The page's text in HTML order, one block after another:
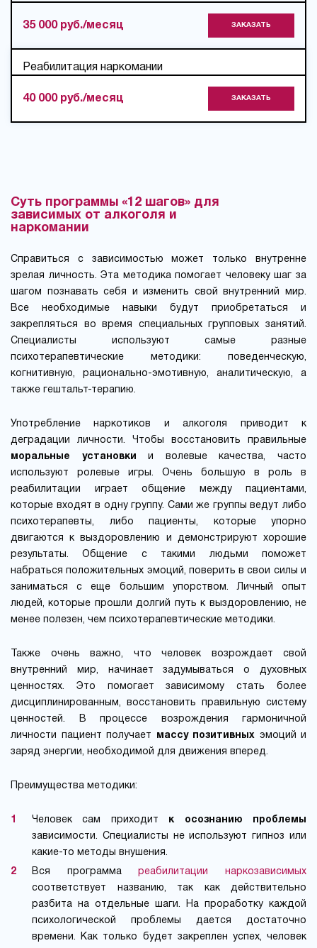
35 000 руб./месяц ЗАКАЗАТЬ
Реабилитация наркомании
40 000 руб./месяц ЗАКАЗАТЬ
Суть программы «12 шагов» для
зависимых от алкоголя и
наркомании
Справиться с зависимостью может только внутренне
зрелая личность. Эта методика помогает человеку шаг за
шагом познавать себя и изменить свой внутренний мир.
Все необходимые навыки будут приобретаться и
закрепляться во время специальных групповых занятий.
Специалисты используют самые разные
психотерапевтические методики: поведенческую,
когнитивную, рационально-эмотивную, аналитическую, а
также гештальт-терапию.
Употребление наркотиков и алкоголя приводит к
деградации личности. Чтобы восстановить правильные
моральные установки
и волевые качества, часто
используют ролевые игры. Очень большую в роль в
реабилитации играет общение между пациентами,
которые входят в одну группу. Сами же группы ведут либо
психотерапевты, либо пациенты, которые упорно
двигаются к выздоровлению и демонстрируют хорошие
результаты. Общение с такими людьми поможет
набраться положительных эмоций, поверить в свои силы и
заниматься с еще большим упорством. Личный опыт
людей, которые прошли долгий путь к выздоровлению, не
менее полезен, чем психотерапевтические методики.
Также очень важно, что человек возрождает свой
внутренний мир, начинает задумываться о духовных
ценностях. Это помогает зависимому стать более
дисциплинированным, восстановить правильную систему
ценностей. В процессе возрождения гармоничной
личности пациент получает
массу позитивных эмоций и
заряд энергии, необходимой для движения вперед.
Преимущества методики:
Человек сам приходит
к осознанию проблемы
зависимости. Специалисты не используют гипноз или
какие-то методы внушения.
Вся программа
реабилитации наркозависимых
соответствует названию, так как действительно
разбита на отдельные шаги. На проработку каждой
психологической проблемы дается достаточно
времени. Как только будет закреплен успех, человек